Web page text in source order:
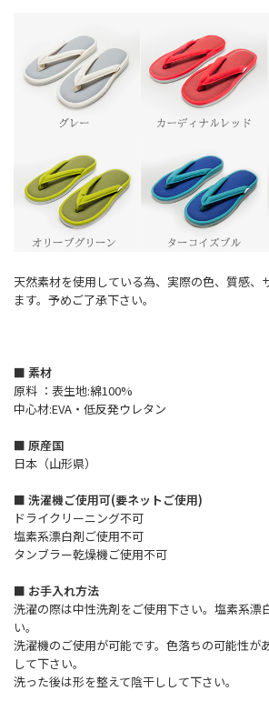
天然素材を使用している為、実際の色、質感、
ます。予めご了承下さい。
■ 素材
原料 ：表生地:綿100%
中心材:EVA・低反発ウレタン
■ 原産国
日本（山形県）
■ 洗濯機ご使用可(要ネットご使用)
ドライクリーニング不可
塩素系漂白剤ご使用不可
タンブラー乾燥機ご使用不可
■ お手入れ方法
洗濯の際は中性洗剤をご使用下さい。塩素系漂
い。
洗濯機のご使用が可能です。色落ちの可能性が
して下さい。
洗った後は形を整えて陰干しして下さい。